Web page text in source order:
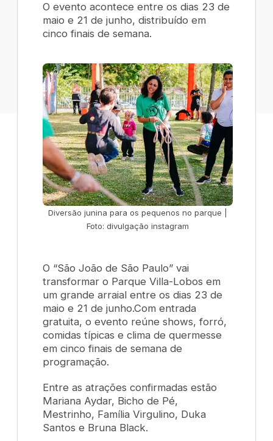
O evento acontece entre os dias 23 de
maio e 21 de junho, distribuído em
cinco finais de semana.
Diversão junina para os pequenos no parque |
Foto: divulgação instagram
O “São João de São Paulo” vai
transformar o Parque Villa-Lobos em
um grande arraial entre os dias 23 de
maio e 21 de junho.Com entrada
gratuita, o evento reúne shows, forró,
comidas típicas e clima de quermesse
em cinco finais de semana de
programação.
Entre as atrações confirmadas estão
Mariana Aydar, Bicho de Pé,
Mestrinho, Família Virgulino, Duka
Santos e Bruna Black.